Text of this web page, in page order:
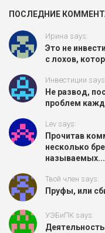
ПОСЛЕДНИЕ
Ирина says:
Это не
с лохов,
Инвестиции
Не развод,
проблем
Lev says:
Прочитав
несколько
называемых...
Твой член says:
Пруфы, или
УЭБиПК says: